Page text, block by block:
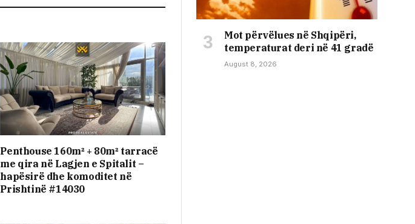
Penthouse 160m² + 80m² tarracë
me qira në Lagjen e Spitalit –
hapësirë dhe komoditet në
Prishtinë #14030
Mot përvëlues në Shqipëri,
temperaturat deri në 41 gradë
August 8, 2026